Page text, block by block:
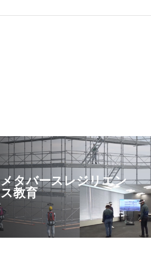
メタバースレジリエン
ス教育